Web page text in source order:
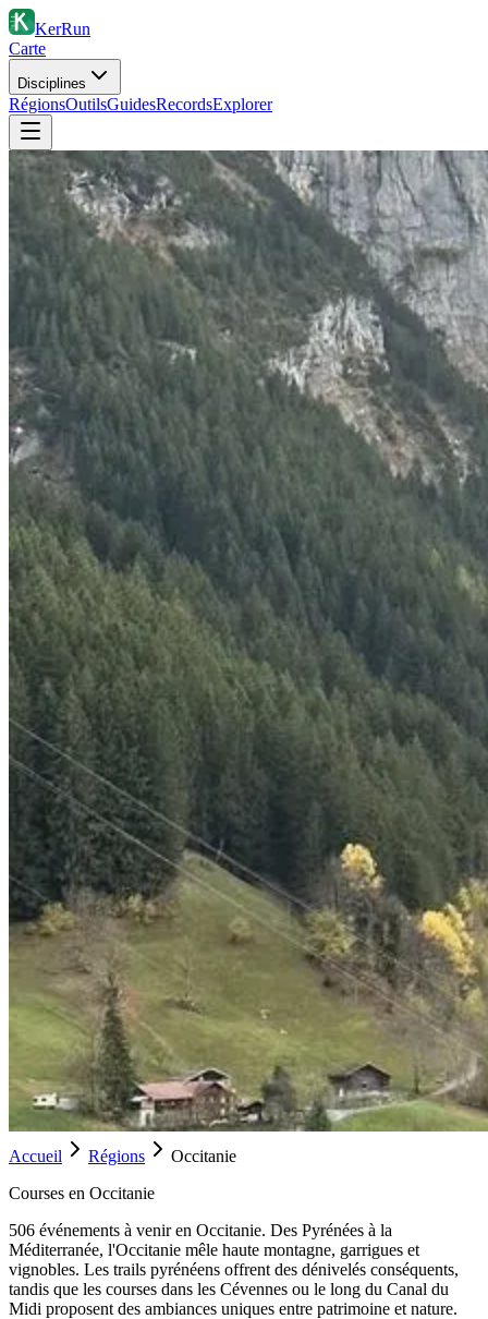
KerRun
Carte
Disciplines
RégionsOutilsGuidesRecordsExplorer
Accueil Régions
Occitanie
Courses en Occitanie
506 événements à venir en Occitanie. Des Pyrénées à la
Méditerranée, l'Occitanie mêle haute montagne, garrigues et
vignobles. Les trails pyrénéens offrent des dénivelés conséquents,
tandis que les courses dans les Cévennes ou le long du Canal du
Midi proposent des ambiances uniques entre patrimoine et nature.